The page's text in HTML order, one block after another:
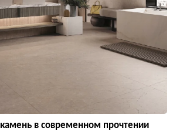
камень в современном прочтении